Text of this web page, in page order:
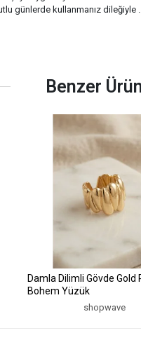
günlerde kullanmanız dileğiyle
Benzer
Damla Dilimli Gövde Gold
Bohem Yüzük
shopwave